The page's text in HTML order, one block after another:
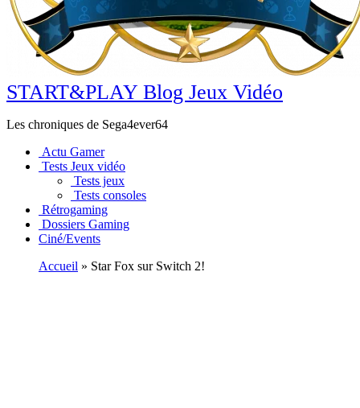
START&PLAY Blog Jeux Vidéo
Les chroniques de Sega4ever64
Actu Gamer
Tests Jeux vidéo
Tests jeux
Tests consoles
Rétrogaming
Dossiers Gaming
Ciné/Events
Accueil » Star Fox sur Switch 2!